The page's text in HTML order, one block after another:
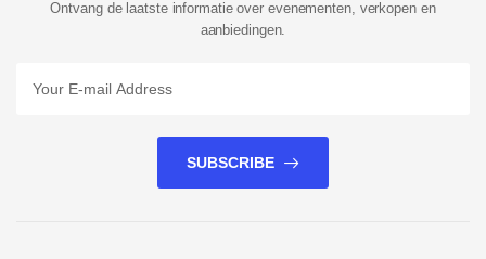
Ontvang de laatste informatie over evenementen, verkopen en
aanbiedingen.
SUBSCRIBE